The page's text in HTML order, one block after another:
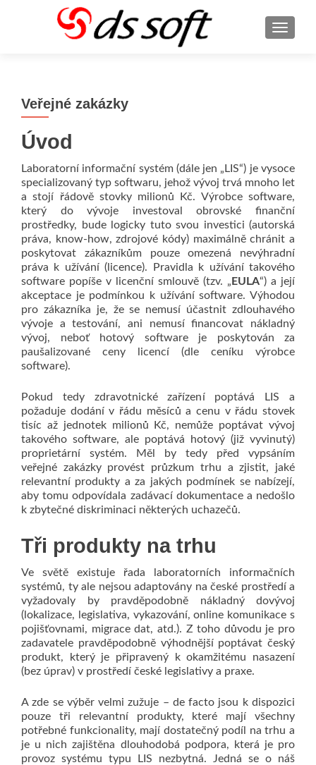
Veřejné zakázky
Úvod
Laboratorní informační systém (dále jen „LIS“) je vysoce
specializovaný typ softwaru, jehož vývoj trvá mnoho let
a stojí řádově stovky milionů Kč. Výrobce software,
který do vývoje investoval obrovské finanční
prostředky, bude logicky tuto svou investici (autorská
práva, know-how, zdrojové kódy) maximálně chránit a
poskytovat zákazníkům pouze omezená nevýhradní
práva k užívání (licence). Pravidla k užívání takového
software popíše v licenční smlouvě (tzv. „ EULA“) a její
akceptace je podmínkou k užívání software. Výhodou
pro zákazníka je, že se nemusí účastnit zdlouhavého
vývoje a testování, ani nemusí financovat nákladný
vývoj, neboť hotový software je poskytován za
paušalizované ceny licencí (dle ceníku výrobce
software).
Pokud tedy zdravotnické zařízení poptává LIS a
požaduje dodání v řádu měsíců a cenu v řádu stovek
tisíc až jednotek milionů Kč, nemůže poptávat vývoj
takového software, ale poptává hotový (již vyvinutý)
proprietární systém. Měl by tedy před vypsáním
veřejné zakázky provést průzkum trhu a zjistit, jaké
relevantní produkty a za jakých podmínek se nabízejí,
aby tomu odpovídala zadávací dokumentace a nedošlo
k zbytečné diskriminaci některých uchazečů.
Tři produkty na trhu
Ve světě existuje řada laboratorních informačních
systémů, ty ale nejsou adaptovány na české prostředí a
vyžadovaly by pravděpodobně nákladný dovývoj
(lokalizace, legislativa, vykazování, online komunikace s
pojišťovnami, migrace dat, atd.). Z toho důvodu je pro
zadavatele pravděpodobně výhodnější poptávat český
produkt, který je připravený k okamžitému nasazení
(bez úprav) v prostředí české legislativy a praxe.
A zde se výběr velmi zužuje – de facto jsou k dispozici
pouze tři relevantní produkty, které mají všechny
potřebné funkcionality, mají dostatečný podíl na trhu a
je u nich zajištěna dlouhodobá podpora, která je pro
provoz systému typu LIS nezbytná. Jedná se o náš